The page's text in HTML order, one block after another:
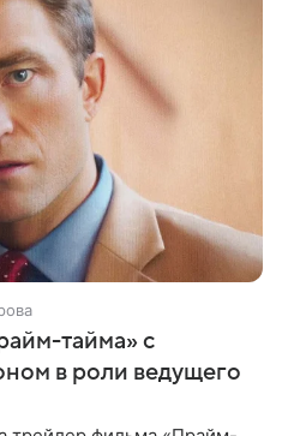
тайма» с
в роли ведущего